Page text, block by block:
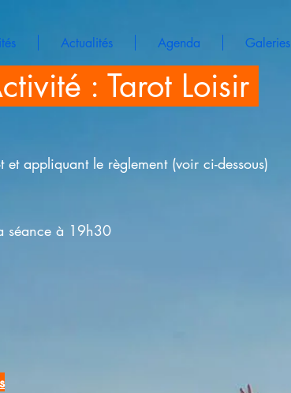
Actualités Agenda Galeries
: Tarot Loisir
appliquant le règlement (voir ci-dessous)
séance à 19h30